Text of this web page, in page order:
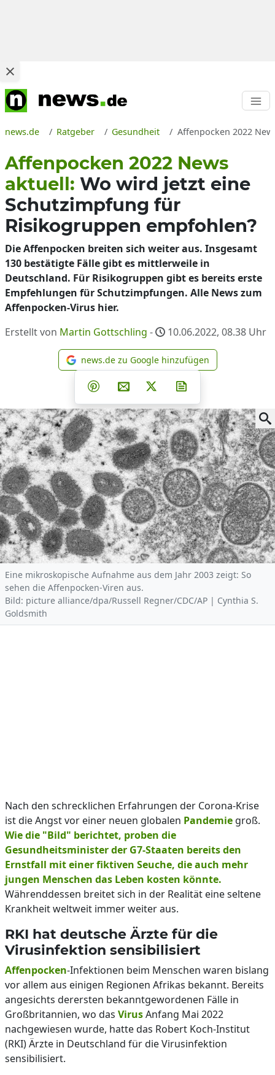
news.de Ratgeber Gesundheit Affenpocken 2022
Affenpocken 2022 News
aktuell: Wo wird jetzt eine
Schutzimpfung für
Risikogruppen empfohlen?
Die Affenpocken breiten sich weiter aus. Insgesamt
130 bestätigte Fälle gibt es mittlerweile in
Deutschland. Für Risikogruppen gibt es bereits erste
Empfehlungen für Schutzimpfungen. Alle News zum
Affenpocken-Virus hier.
Erstellt von Martin Gottschling - 10.06.2022, 08.38 Uhr
news.de zu Google
news.de zu Google hinzufügen
Teilen auf Facebook
Teilen auf Whatsapp
Teilen auf Telegram
Teilen auf Pinterest
Per E-Mail teilen
Post auf X
Eine mikroskopische Aufnahme aus dem Jahr 2003 zeigt: So
sehen die Affenpocken-Viren aus.
Bild: picture alliance/dpa/Russell Regner/CDC/AP | Cynthia S.
Goldsmith
Nach den schrecklichen Erfahrungen der Corona-Krise
ist die Angst vor einer neuen globalen Pandemie groß.
Wie die "Bild" berichtet, proben die
Gesundheitsminister der G7-Staaten bereits den
Ernstfall mit einer fiktiven Seuche, die auch mehr
jungen Menschen das Leben kosten könnte.
Währenddessen breitet sich in der Realität eine seltene
Krankheit weltweit immer weiter aus.
RKI hat deutsche Ärzte für die
Virusinfektion sensibilisiert
Affenpocken-Infektionen beim Menschen waren bislang
vor allem aus einigen Regionen Afrikas bekannt. Bereits
angesichts derersten bekanntgewordenen Fälle in
Großbritannien, wo das VirusAnfang Mai 2022
nachgewiesen wurde, hatte das Robert Koch-Institut
(RKI) Ärzte in Deutschland für die Virusinfektion
sensibilisiert.